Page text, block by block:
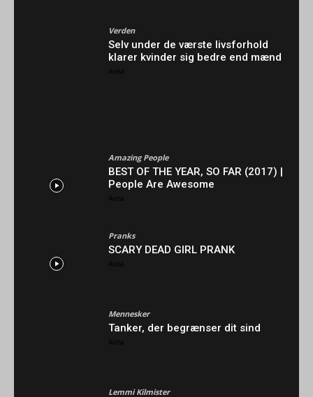
Verden
Selv under de værste livsforhold
klarer kvinder sig bedre end mænd
Avisa
Amazing People
BEST OF THE YEAR, SO FAR (2017) |
People Are Awesome
Avisa
Pranks
SCARY DEAD GIRL PRANK
Avisa
Mennesker
Tanker, der begrænser dit sind
Avisa
Lemmi Kilmister